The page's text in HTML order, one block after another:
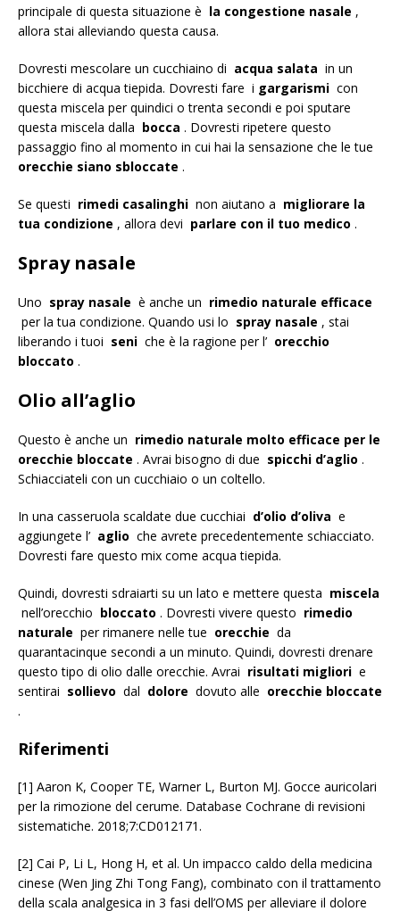
principale di questa situazione è la congestione nasale ,
allora stai alleviando questa causa.
Dovresti mescolare un cucchiaino di acqua salata in un
bicchiere di acqua tiepida. Dovresti fare i gargarismi con
questa miscela per quindici o trenta secondi e poi sputare
questa miscela dalla bocca . Dovresti ripetere questo
passaggio fino al momento in cui hai la sensazione che le tue
orecchie siano sbloccate .
Se questi rimedi casalinghi non aiutano a migliorare la
tua condizione , allora devi parlare con il tuo medico .
Spray nasale
Uno spray nasale è anche un rimedio naturale efficace
per la tua condizione. Quando usi lo spray nasale , stai
liberando i tuoi seni che è la ragione per l’ orecchio
bloccato .
Olio all’aglio
Questo è anche un rimedio naturale molto efficace per le
orecchie bloccate . Avrai bisogno di due spicchi d’aglio .
Schiacciateli con un cucchiaio o un coltello.
In una casseruola scaldate due cucchiai d’olio d’oliva e
aggiungete l’ aglio che avrete precedentemente schiacciato.
Dovresti fare questo mix come acqua tiepida.
Quindi, dovresti sdraiarti su un lato e mettere questa miscela
nell’orecchio bloccato . Dovresti vivere questo rimedio
naturale per rimanere nelle tue orecchie da
quarantacinque secondi a un minuto. Quindi, dovresti drenare
questo tipo di olio dalle orecchie. Avrai risultati migliori e
sentirai sollievo dal dolore dovuto alle orecchie bloccate
.
Riferimenti
[1] Aaron K, Cooper TE, Warner L, Burton MJ. Gocce auricolari
per la rimozione del cerume. Database Cochrane di revisioni
sistematiche. 2018;7:CD012171.
[2] Cai P, Li L, Hong H, et al. Un impacco caldo della medicina
cinese (Wen Jing Zhi Tong Fang), combinato con il trattamento
della scala analgesica in 3 fasi dell’OMS per alleviare il dolore